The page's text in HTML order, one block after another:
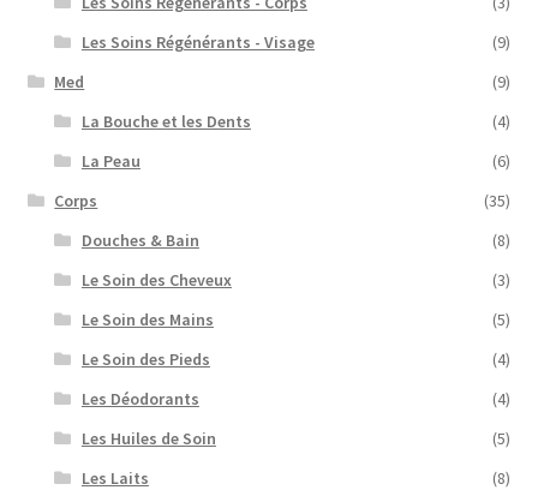
Les Soins Régénérants - Visage
(9)
Med
(9)
La Bouche et les Dents
(4)
La Peau
(6)
Corps
(35)
Douches & Bain
(8)
Le Soin des Cheveux
(3)
Le Soin des Mains
(5)
Le Soin des Pieds
(4)
Les Déodorants
(4)
Les Huiles de Soin
(5)
Les Laits
(8)